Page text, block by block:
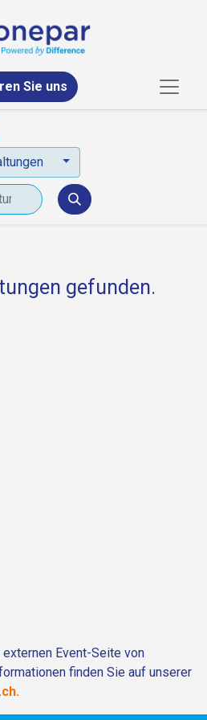
Sie uns
gefunden.
Event-Seite von
finden Sie auf unserer